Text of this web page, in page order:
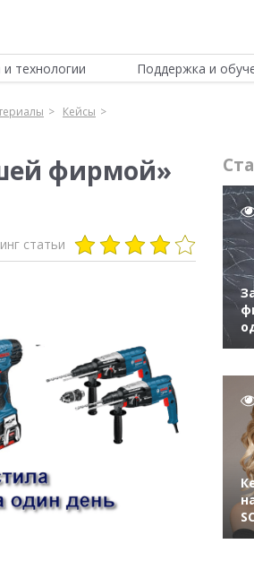
технологии Поддержка и
Кейсы
фирмой»
статьи